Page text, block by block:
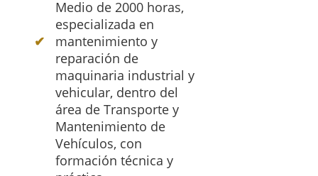
Medio de 2000 horas,
especializada en
mantenimiento y
reparación de
maquinaria industrial y
vehicular, dentro del
área de Transporte y
Mantenimiento de
Vehículos, con
formación técnica y